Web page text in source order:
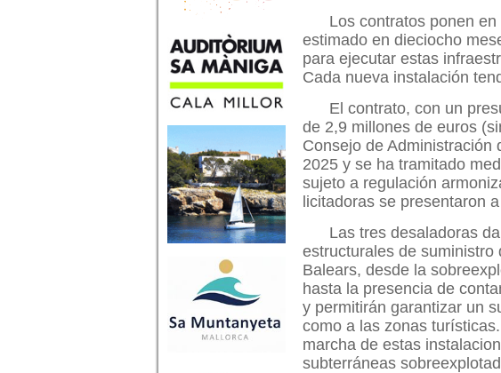
Los contratos ponen
estimado en dieciocho
para ejecutar estas
Cada nueva instalación
El contrato, con un
de 2,9 millones de euros
Consejo de Administración
2025 y se ha tramitado
sujeto a regulación
licitadoras se presentaron
Las tres desaladoras
estructurales de
Balears, desde la
hasta la presencia de
y permitirán garantizar un
como a las zonas
marcha de estas
subterráneas